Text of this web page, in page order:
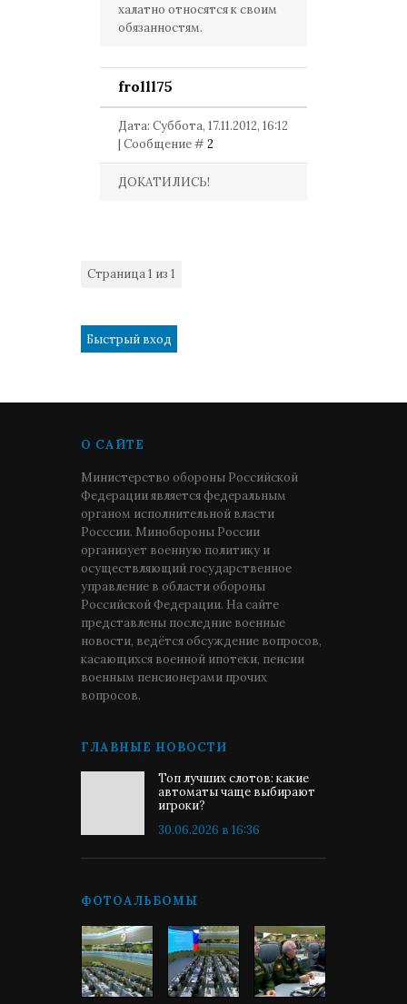
халатно относятся к своим
обязанностям.
frolll75
Дата: Суббота, 17.11.2012, 16:12
| Сообщение #2
ДОКАТИЛИСЬ!
Страница1 из 1
О САЙТЕ
Министерство обороны Российской
Федерации является федеральным
органом исполнительной власти
Росссии. Минобороны России
организует военную политику и
осуществляющий государственное
управление в области обороны
Российской Федерации. На сайте
представлены последние военные
новости, ведётся обсуждение вопросов,
касающихся военной ипотеки, пенсии
военным пенсионерами прочих
вопросов.
ГЛАВНЫЕ НОВОСТИ
Топ лучших слотов: какие
автоматы чаще выбирают
игроки?
30.06.2026 в 16:36
ФОТОАЛЬБОМЫ